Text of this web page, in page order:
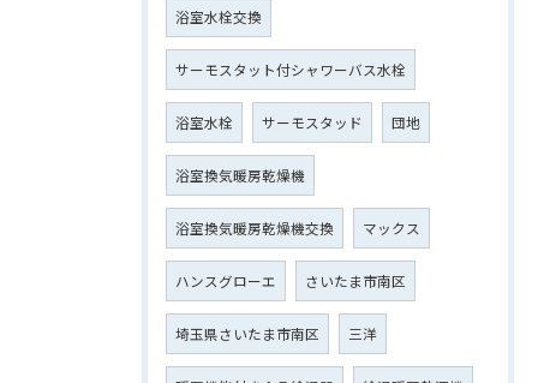
浴室水栓交換
サーモスタット付シャワーバス水栓
浴室水栓 サーモスタッド 団地
浴室換気暖房乾燥機
浴室換気暖房乾燥機交換 マックス
ハンスグローエ さいたま市南区
埼玉県さいたま市南区 三洋